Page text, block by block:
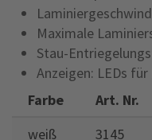
Maximale
Stau-
Anzeigen: LEDs
Farbe
Art. Nr.
weiß
3145